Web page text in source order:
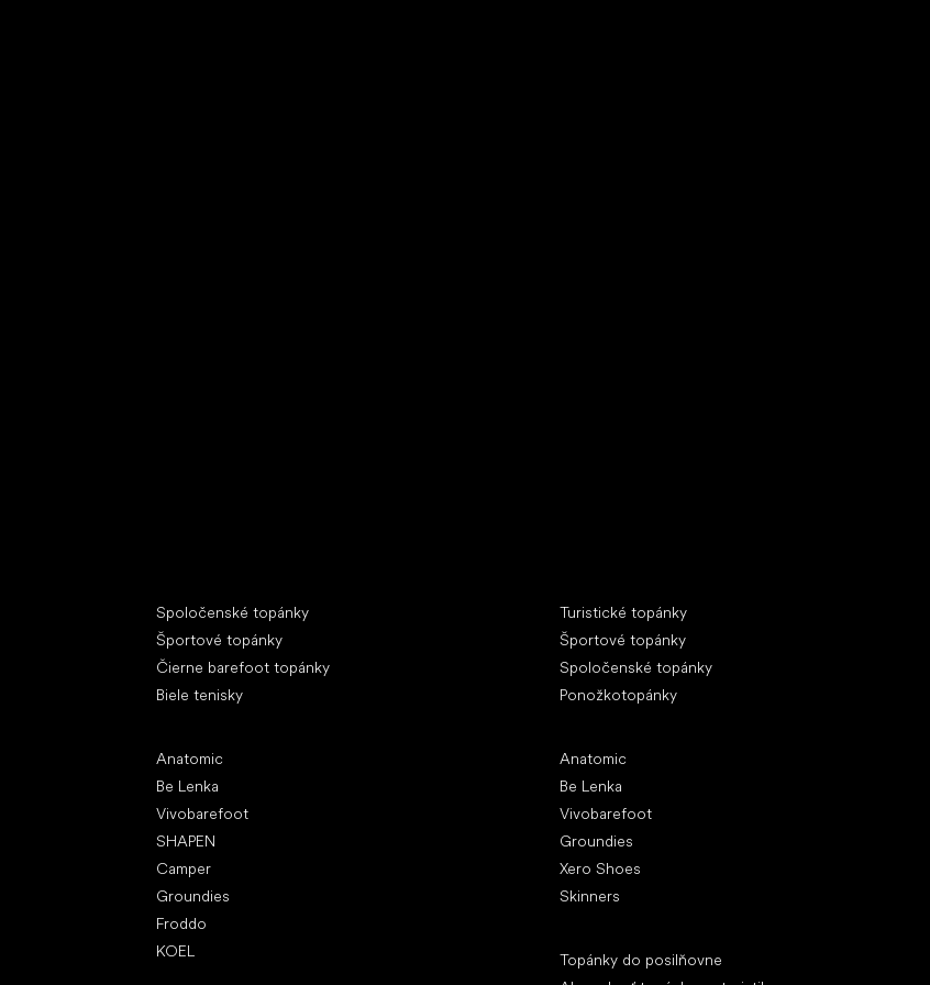
Spoločenské topánky
Športové topánky
Čierne barefoot topánky
Biele tenisky
Anatomic
Be Lenka
Vivobarefoot
SHAPEN
Camper
Groundies
Froddo
KOEL
Turistické topánky
Športové topánky
Spoločenské topánky
Ponožkotopánky
Anatomic
Be Lenka
Vivobarefoot
Groundies
Xero Shoes
Skinners
Topánky do posilňovne